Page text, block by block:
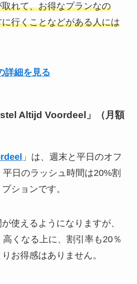
れて、お得なプランなの
行くことなどがある人には
細を見る
Altijd Voordeel」（月額
」は、週末と平日のオフ
日のラッシュ時間は20%割
ションです。
使えるようになりますが、
くなる上に、割引率も20％
お得感はありません。